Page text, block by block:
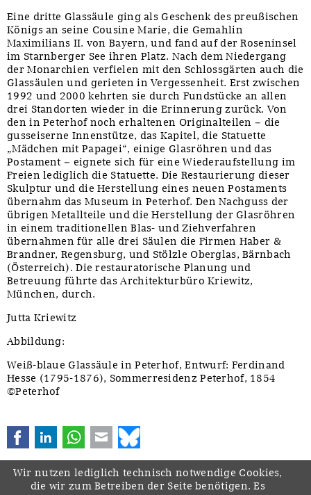
Eine dritte Glassäule ging als Geschenk des preußischen
Königs an seine Cousine Marie, die Gemahlin
Maximilians II. von Bayern, und fand auf der Roseninsel
im Starnberger See ihren Platz. Nach dem Niedergang
der Monarchien verfielen mit den Schlossgärten auch die
Glassäulen und gerieten in Vergessenheit. Erst zwischen
1992 und 2000 kehrten sie durch Fundstücke an allen
drei Standorten wieder in die Erinnerung zurück. Von
den in Peterhof noch erhaltenen Originalteilen – die
gusseiserne Innenstütze, das Kapitel, die Statuette
„Mädchen mit Papagei“, einige Glasröhren und das
Postament – eignete sich für eine Wiederaufstellung im
Freien lediglich die Statuette. Die Restaurierung dieser
Skulptur und die Herstellung eines neuen Postaments
übernahm das Museum in Peterhof. Den Nachguss der
übrigen Metallteile und die Herstellung der Glasröhren
in einem traditionellen Blas- und Ziehverfahren
übernahmen für alle drei Säulen die Firmen Haber &
Brandner, Regensburg, und Stölzle Oberglas, Bärnbach
(Österreich). Die restauratorische Planung und
Betreuung führte das Architekturbüro Kriewitz,
München, durch.
Jutta Kriewitz
Abbildung:
Weiß-blaue Glassäule in Peterhof, Entwurf: Ferdinand
Hesse (1795-1876), Sommerresidenz Peterhof, 1854
©Peterhof
FacebookLinkedInWhatsApp
E-mail
Wir nutzen lediglich technisch notwendige Cookies,
die wir zum Betreiben der Seite benötigen. Es